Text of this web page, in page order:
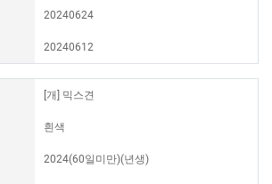
20240624
20240612
[개] 믹스견
흰색
2024(60일미만)(년생)